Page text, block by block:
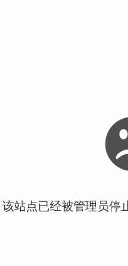
站点已经被管理员停